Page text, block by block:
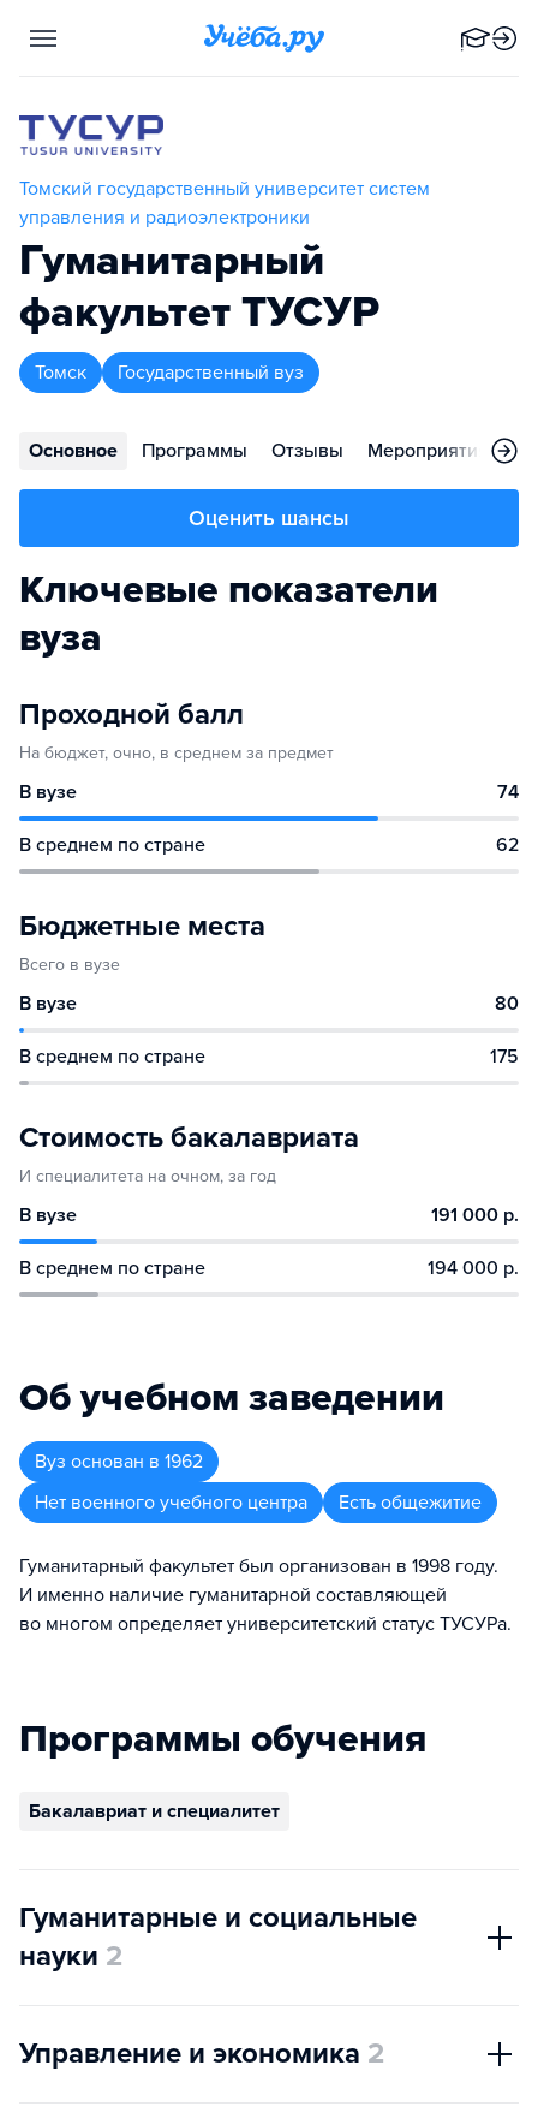
Томский государственный университет систем
управления и радиоэлектроники
Гуманитарный
факультет ТУСУР
Томск Государственный вуз
Основное Программы Отзывы Мероприятия
Оценить шансы
Ключевые показатели
вуза
Проходной балл
На бюджет, очно, в среднем за предмет
В вузе 74
В среднем по стране 62
Бюджетные места
Всего в вузе
В вузе 80
В среднем по стране 175
Стоимость бакалавриата
И специалитета на очном, за год
В вузе 191 000 р.
В среднем по стране 194 000 р.
Об учебном заведении
Вуз основан в 1962
Нет военного учебного центра
Есть общежитие
Гуманитарный факультет был организован в 1998 году.
И именно наличие гуманитарной составляющей
во многом определяет университетский статус ТУСУРа.
Программы обучения
Бакалавриат и специалитет
Гуманитарные и социальные
науки 2
Управление и экономика 2